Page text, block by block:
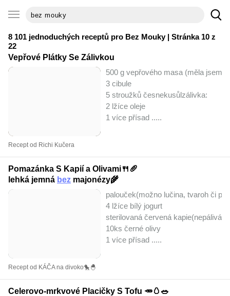
8 101 jednoduchých receptů pro Bez Mouky| Stránka 10 z
22
Vepřové Plátky Se Zálivkou
500 g vepřového masa (měla jsem
3 cibule
5 stroužků česnekusůlzálivka:
2 lžíce oleje
1 více přísad .....
Recept od Richi Kučera
Pomazánka S Kapií a Olivami🍴🥖
lehká jemná bez majonézy🌾
palouček(možno lučina, tvaroh či
4 lžíce bílý jogurt
sterilovaná červená kapie(nepálivá)
10ks černé olivy
1 více přísad .....
Recept od KÁČA na divoko🐤🐣
Celerovo-mrkvové Placičky S Tofu 🥕🥚🥗